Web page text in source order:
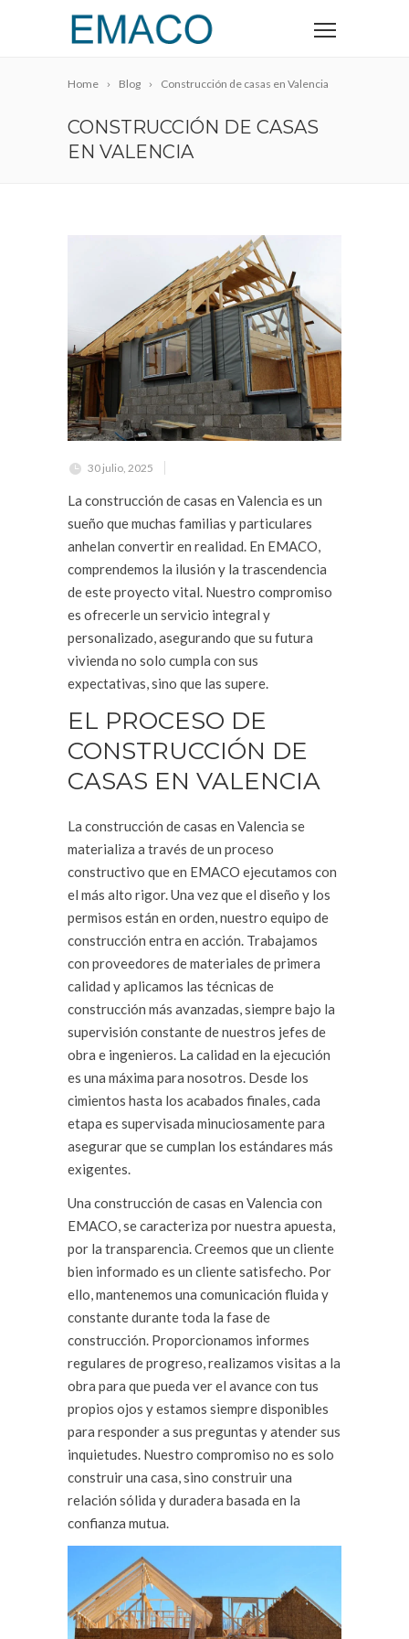
Home Blog Construcción de casas en Valencia
CONSTRUCCIÓN DE CASAS
EN VALENCIA
30 julio, 2025
La construcción de casas en Valencia es un
sueño que muchas familias y particulares
anhelan convertir en realidad. En EMACO,
comprendemos la ilusión y la trascendencia
de este proyecto vital. Nuestro compromiso
es ofrecerle un servicio integral y
personalizado, asegurando que su futura
vivienda no solo cumpla con sus
expectativas, sino que las supere.
EL PROCESO DE
CONSTRUCCIÓN DE
CASAS EN VALENCIA
La construcción de casas en Valencia se
materializa a través de un proceso
constructivo que en EMACO ejecutamos con
el más alto rigor. Una vez que el diseño y los
permisos están en orden, nuestro equipo de
construcción entra en acción. Trabajamos
con proveedores de materiales de primera
calidad y aplicamos las técnicas de
construcción más avanzadas, siempre bajo la
supervisión constante de nuestros jefes de
obra e ingenieros. La calidad en la ejecución
es una máxima para nosotros. Desde los
cimientos hasta los acabados finales, cada
etapa es supervisada minuciosamente para
asegurar que se cumplan los estándares más
exigentes.
Una construcción de casas en Valencia con
EMACO, se caracteriza por nuestra apuesta,
por la transparencia. Creemos que un cliente
bien informado es un cliente satisfecho. Por
ello, mantenemos una comunicación fluida y
constante durante toda la fase de
construcción. Proporcionamos informes
regulares de progreso, realizamos visitas a la
obra para que pueda ver el avance con tus
propios ojos y estamos siempre disponibles
para responder a sus preguntas y atender sus
inquietudes. Nuestro compromiso no es solo
construir una casa, sino construir una
relación sólida y duradera basada en la
confianza mutua.